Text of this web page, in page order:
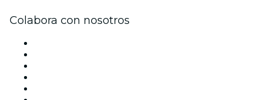
Colabora con nosotros